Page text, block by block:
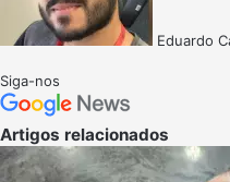
Eduardo
Siga-nos
Artigos relacionados